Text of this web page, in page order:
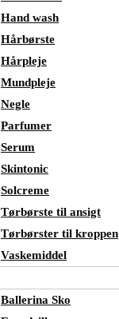
Hand wash
Hårbørste
Hårpleje
Mundpleje
Negle
Parfumer
Serum
Skintonic
Solcreme
Tørbørste til ansigt
Tørbørster til kroppen
Vaskemiddel
Ballerina Sko